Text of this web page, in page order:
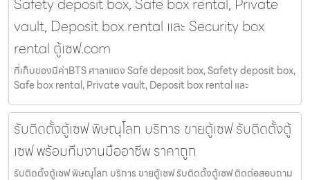
Safety deposit box, Safe box rental, Private
vault, Deposit box rental และ Security box
rental ตู้เซฟ.com
ที่เก็บของมีค่าBTS ศาลาแดง Safe deposit box, Safety deposit box,
Safe box rental, Private vault, Deposit box rental และ
รับติดตั้งตู้เซฟ พิษณุโลก บริการ ขายตู้เซฟ รับติดตั้งตู้
เซฟ พร้อมทีมงานมืออาชีพ ราคาถูก
รับติดตั้งตู้เซฟ พิษณุโลก บริการ ขายตู้เซฟ รับติดตั้งตู้เซฟ ติดต่อสอบถาม